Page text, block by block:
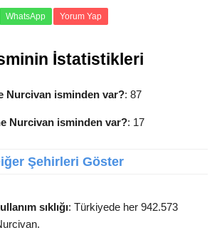
WhatsApp Yorum Yap
İstatistikleri
Nurcivan isminden var?: 87
Nurcivan isminden var?: 17
Şehirleri Göster
sıklığı: Türkiyede her 942.573